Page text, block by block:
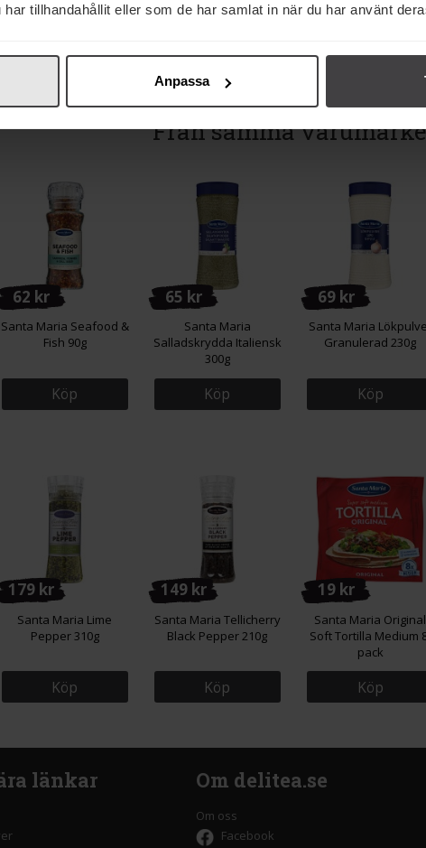
tillhandahållit eller som de har samlat in när du har använt
Anpassa
Köp Köp Köp
Från samma varumärke
62 kr
Santa Maria Seafood &
Fish 90g
Köp
65 kr
Santa Maria
Salladskrydda Italiensk
300g
Köp
69 kr
Santa Maria
Granulerad 230g
Köp
179 kr
Santa Maria Lime
Pepper 310g
Köp
149 kr
Santa Maria Tellicherry
Black Pepper 210g
Köp
19 kr
Santa Maria Original
Soft Tortilla Medium
pack
Köp
länkar Om delitea.se
Om oss
Facebook